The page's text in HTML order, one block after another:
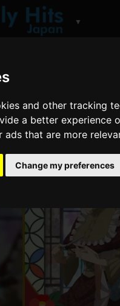
and other tracking
a better experience
ads that are more
Change my preferences
▼